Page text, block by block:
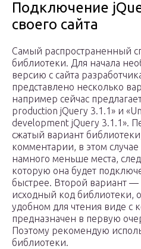
Подключение
своего сайта
Самый распространенный
библиотеки. Для начала
версию с сайта
представлено несколько
например сейчас
production jQuery 3.1.1» и
development jQuery 3.1.1».
сжатый вариант
комментарии, в этом
намного меньше места,
которую она будет
быстрее. Второй вариант —
исходный код библиотеки,
удобном для чтения виде с
предназначен в первую
Поэтому рекомендую
библиотеки.